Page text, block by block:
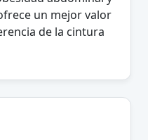
un mejor valor
de la cintura